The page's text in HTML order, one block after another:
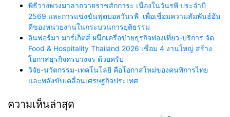
พิธีวางพวงมาลาถวายราชสักการะ เนื่องในวันรพี ประจำปี
2569 และการแข่งขันฟุตบอลวันรพี เพื่อเชื่อมความสัมพันธ์อัน
ดีของหน่วยงานในกระบวนการยุติธรรม
อินฟอร์มา มาร์เก็ตส์ ผนึกเครือข่ายธุรกิจท่องเที่ยว-บริการ จัด
Food & Hospitality Thailand 2026 เชื่อม 4 งานใหญ่ สร้าง
โอกาสธุรกิจครบวงจร ด้วยครับ
วิจัย-นวัตกรรม-เทคโนโลยี คือโอกาสใหม่ของคนพิการไทย
และพลังขับเคลื่อนเศรษฐกิจประเทศ
ความเห็นล่าสุด